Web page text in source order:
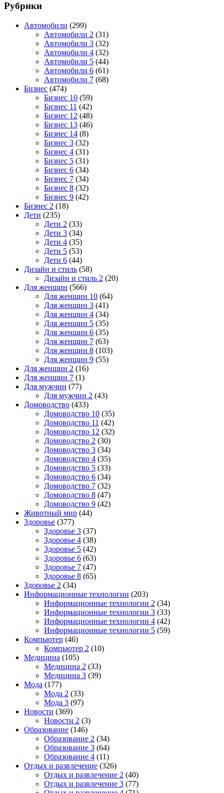
Рубрики
Автомобили (299)
Автомобили 2 (31)
Автомобили 3 (32)
Автомобили 4 (32)
Автомобили 5 (44)
Автомобили 6 (61)
Автомобили 7 (68)
Бизнес (474)
Бизнес 10 (59)
Бизнес 11 (42)
Бизнес 12 (48)
Бизнес 13 (46)
Бизнес 14 (8)
Бизнес 3 (32)
Бизнес 4 (31)
Бизнес 5 (31)
Бизнес 6 (34)
Бизнес 7 (34)
Бизнес 8 (32)
Бизнес 9 (42)
Бизнес 2 (18)
Дети (235)
Дети 2 (33)
Дети 3 (34)
Дети 4 (35)
Дети 5 (53)
Дети 6 (44)
Дизайн и стиль (58)
Дизайн и стиль 2 (20)
Для женщин (566)
Для женщин 10 (64)
Для женщин 3 (41)
Для женщин 4 (34)
Для женщин 5 (35)
Для женщин 6 (35)
Для женщин 7 (63)
Для женщин 8 (103)
Для женщин 9 (55)
Для женщин 2 (16)
Для женщин 7 (1)
Для мужчин (77)
Для мужчин 2 (43)
Домоводство (433)
Домоводство 10 (35)
Домоводство 11 (42)
Домоводство 12 (32)
Домоводство 2 (30)
Домоводство 3 (34)
Домоводство 4 (35)
Домоводство 5 (33)
Домоводство 6 (34)
Домоводство 7 (32)
Домоводство 8 (47)
Домоводство 9 (42)
Животный мир (44)
Здоровье (377)
Здоровье 3 (37)
Здоровье 4 (38)
Здоровье 5 (42)
Здоровье 6 (63)
Здоровье 7 (47)
Здоровье 8 (65)
Здоровье 2 (34)
Информационные технологии (203)
Информационные технологии 2 (34)
Информационные технологии 3 (33)
Информационные технологии 4 (42)
Информационные технологии 5 (59)
Компьютер (46)
Компьютер 2 (10)
Медицина (105)
Медицина 2 (33)
Медицина 3 (39)
Мода (177)
Мода 2 (33)
Мода 3 (97)
Новости (369)
Новости 2 (3)
Образование (146)
Образование 2 (34)
Образование 3 (64)
Образование 4 (11)
Отдых и развлечение (326)
Отдых и развлечение 2 (40)
Отдых и развлечение 3 (77)